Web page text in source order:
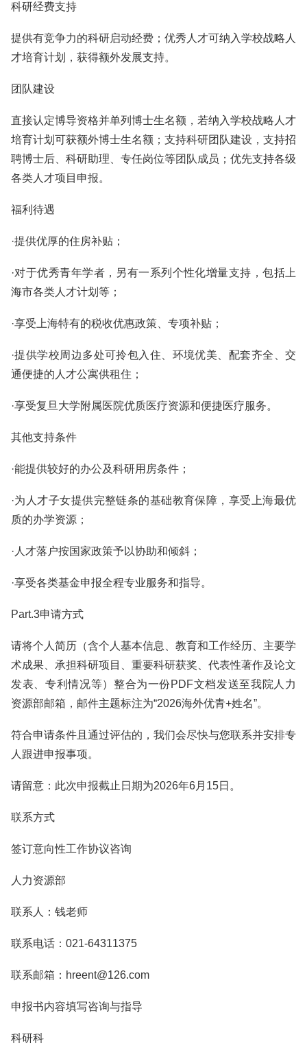
科研经费支持
提供有竞争力的科研启动经费；优秀人才可纳入学校战略人
才培育计划，获得额外发展支持。
团队建设
直接认定博导资格并单列博士生名额，若纳入学校战略人才
培育计划可获额外博士生名额；支持科研团队建设，支持招
聘博士后、科研助理、专任岗位等团队成员；优先支持各级
各类人才项目申报。
福利待遇
·提供优厚的住房补贴；
·对于优秀青年学者，另有一系列个性化增量支持，包括上
海市各类人才计划等；
·享受上海特有的税收优惠政策、专项补贴；
·提供学校周边多处可拎包入住、环境优美、配套齐全、交
通便捷的人才公寓供租住；
·享受复旦大学附属医院优质医疗资源和便捷医疗服务。
其他支持条件
·能提供较好的办公及科研用房条件；
·为人才子女提供完整链条的基础教育保障，享受上海最优
质的办学资源；
·人才落户按国家政策予以协助和倾斜；
·享受各类基金申报全程专业服务和指导。
Part.3申请方式
请将个人简历（含个人基本信息、教育和工作经历、主要学
术成果、承担科研项目、重要科研获奖、代表性著作及论文
发表、专利情况等）整合为一份PDF文档发送至我院人力
资源部邮箱，邮件主题标注为“2026海外优青+姓名”。
符合申请条件且通过评估的，我们会尽快与您联系并安排专
人跟进申报事项。
请留意：此次申报截止日期为2026年6月15日。
联系方式
签订意向性工作协议咨询
人力资源部
联系人：钱老师
联系电话：021-64311375
联系邮箱：hreent@126.com
申报书内容填写咨询与指导
科研科